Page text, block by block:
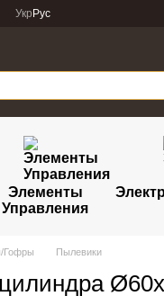
Укр Рус
Элементы
Управления
Гофры Пылевики